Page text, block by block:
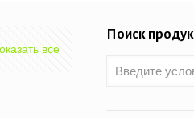
все
Поиск